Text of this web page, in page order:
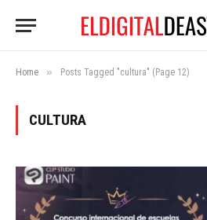
Home » Posts Tagged "cultura" (Page 12)
CULTURA